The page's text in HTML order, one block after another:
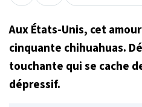
Aux États-Unis, cet
cinquante chihuahuas.
touchante qui se cache
dépressif.